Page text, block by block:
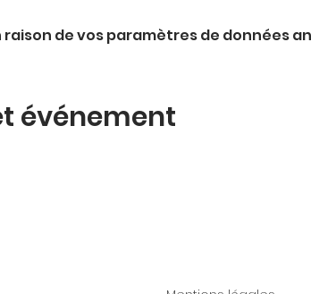
raison de vos paramètres de données
événement